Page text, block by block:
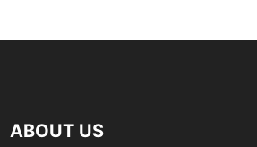
ABOUT US